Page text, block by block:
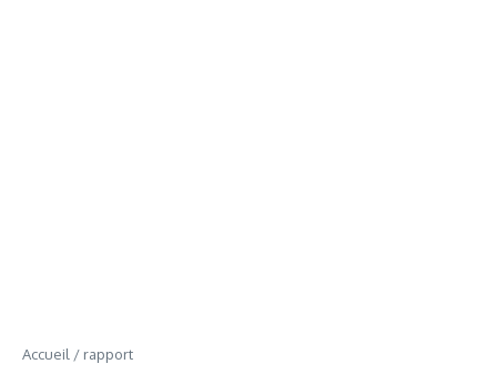
Accueil / rapport